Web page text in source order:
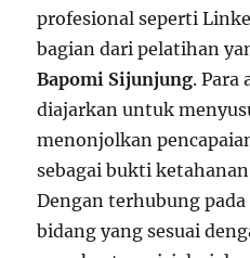
profesional seperti
bagian dari pelatihan
Bapomi Sijunjung. Para
diajarkan untuk
menonjolkan
sebagai bukti
Dengan terhubung
bidang yang sesuai